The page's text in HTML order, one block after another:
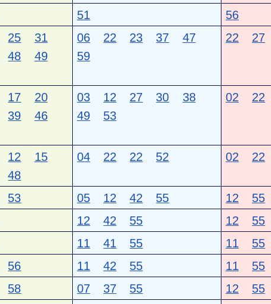
51 56
25
31
48
49
06 22 23 37
47
59
22 27
17
20
39
46
03 12 27 30
38
49
53
02 22
12
15
48
04 22 22 52 02 22
53 05 12 42 55 12 55
12 42 55 12 55
11 41 55 11 55
56 11 42 55 11 55
58 07 37 55 12 55